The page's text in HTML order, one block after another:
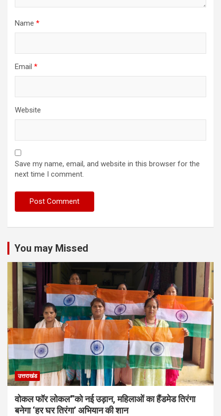
Name *
Email *
Website
Save my name, email, and website in this browser for the
next time I comment.
You may Missed
उत्तराखंड
वोकल फॉर लोकल'”को नई उड़ान, महिलाओं का हैंडमेड तिरंगा
बनेगा ‘हर घर तिरंगा’ अभियान की शान